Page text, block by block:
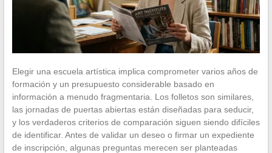
Elegir una escuela artística implica comprometer varios años de
formación y un presupuesto considerable basado en
información a menudo fragmentaria. Los folletos son similares,
las jornadas de puertas abiertas están diseñadas para seducir,
y los verdaderos criterios de comparación siguen siendo difíciles
de identificar. Antes de validar un deseo o firmar un expediente
de inscripción, algunas preguntas merecen ser planteadas